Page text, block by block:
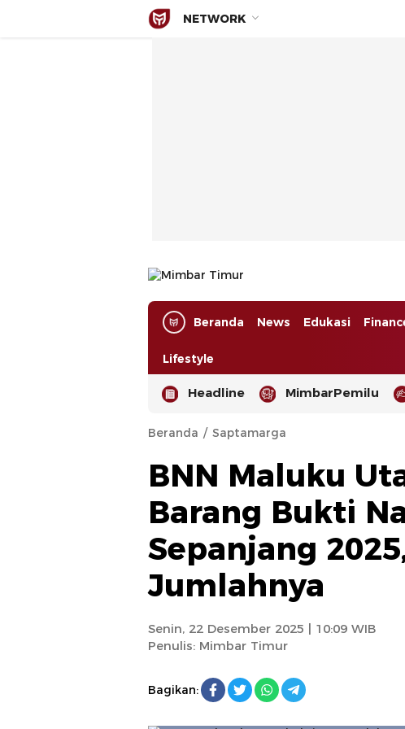
NETWORK
Mimbar Timur
Media Berjaringan Indonesia Timur
Beranda
News Edukasi
Lifestyle
Headline MimbarPemilu
Beranda Saptamarga
BNN Maluku
Barang Bukti
Sepanjang
Jumlahnya
Penulis: Mimbar Timur
Senin, 22 Desember 2025 | 10:09 WIB
Bagikan:
--